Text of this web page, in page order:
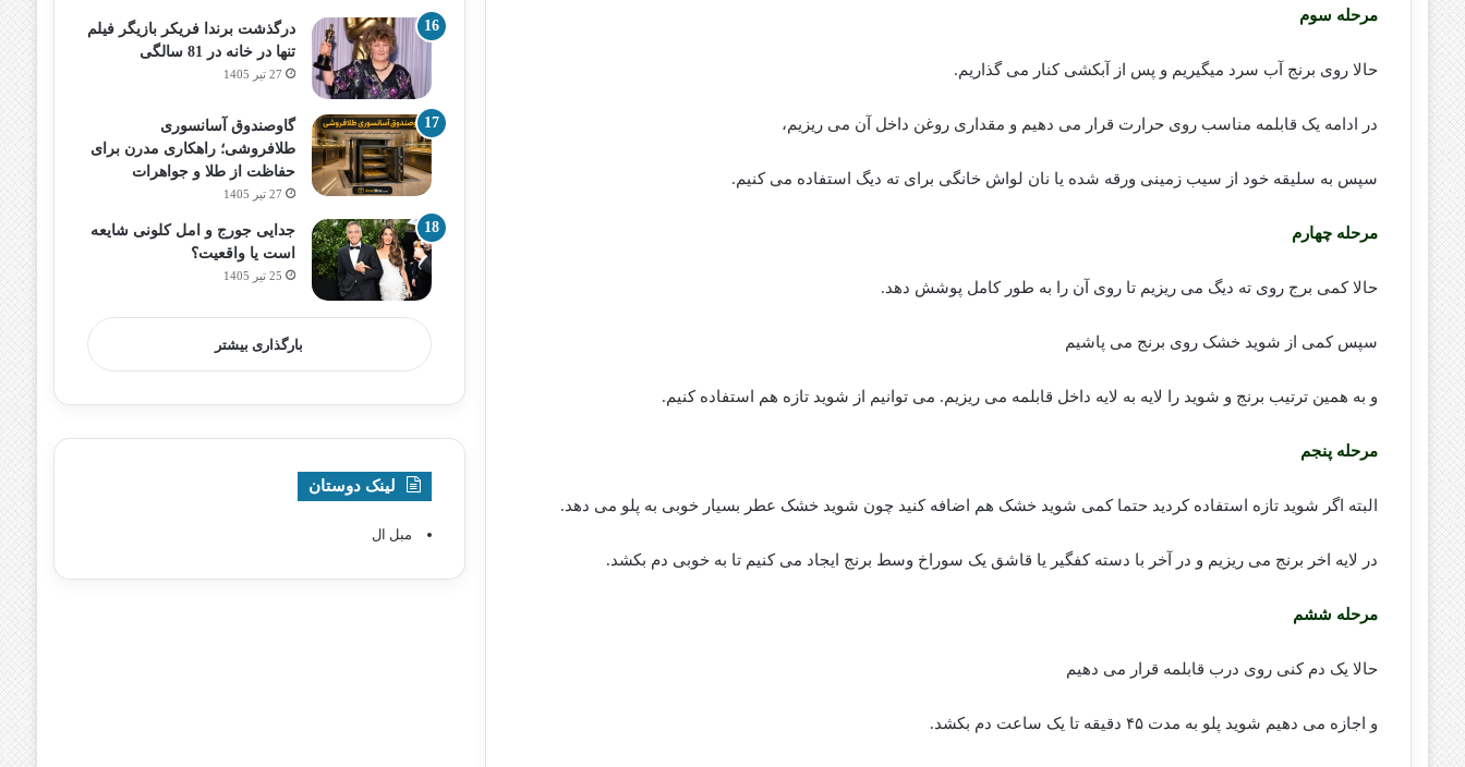
مرحله سوم
حالا روی برنج آب سرد میگیریم و پس از آبکشی کنار می گذاریم.
در ادامه یک قابلمه مناسب روی حرارت قرار می دهیم و مقداری روغن داخل آن می ریزیم،
سپس به سلیقه خود از سیب زمینی ورقه شده یا نان لواش خانگی برای ته دیگ استفاده می کنیم.
مرحله چهارم
حالا کمی برج روی ته دیگ می ریزیم تا روی آن را به طور کامل پوشش دهد.
سپس کمی از شوید خشک روی برنج می پاشیم
و به همین ترتیب برنج و شوید را لایه به لایه داخل قابلمه می ریزیم. می توانیم از شوید تازه هم استفاده کنیم.
مرحله پنجم
البته اگر شوید تازه استفاده کردید حتما کمی شوید خشک هم اضافه کنید چون شوید خشک عطر بسیار خوبی به پلو می دهد.
در لایه اخر برنج می ریزیم و در آخر با دسته کفگیر یا قاشق یک سوراخ وسط برنج ایجاد می کنیم تا به خوبی دم بکشد.
مرحله ششم
حالا یک دم کنی روی درب قابلمه قرار می دهیم
و اجازه می دهیم شوید پلو به مدت ۴۵ دقیقه تا یک ساعت دم بکشد.
درگذشت برندا فریکر بازیگر فیلم
تنها در خانه در 81 سالگی
27 تیر 1405
گاوصندوق آسانسوری
طلافروشی؛ راهکاری مدرن برای
حفاظت از طلا و جواهرات
27 تیر 1405
جدایی جورج و امل کلونی شایعه
است یا واقعیت؟
25 تیر 1405
بارگذاری بیشتر
لینک دوستان
مبل ال